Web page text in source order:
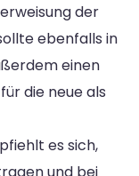
der
ebenfalls in
einen
die neue als
es sich,
und bei